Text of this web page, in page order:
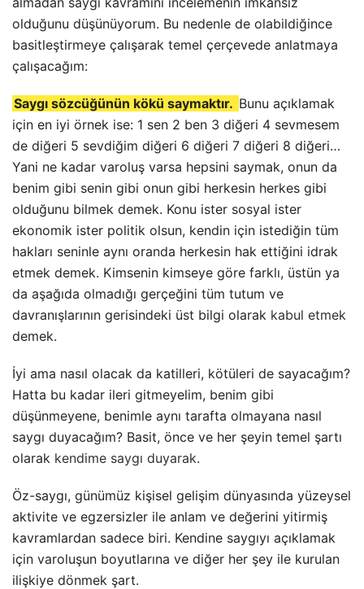
olduğunu düşünüyorum. Bu nedenle de olabildiğince
basitleştirmeye çalışarak temel çerçevede anlatmaya
çalışacağım:
Saygı sözcüğünün kökü saymaktır. Bunu açıklamak
için en iyi örnek ise: 1 sen 2 ben 3 diğeri 4 sevmesem
de diğeri 5 sevdiğim diğeri 6 diğeri 7 diğeri 8 diğeri…
Yani ne kadar varoluş varsa hepsini saymak, onun da
benim gibi senin gibi onun gibi herkesin herkes gibi
olduğunu bilmek demek. Konu ister sosyal ister
ekonomik ister politik olsun, kendin için istediğin tüm
hakları seninle aynı oranda herkesin hak ettiğini idrak
etmek demek. Kimsenin kimseye göre farklı, üstün ya
da aşağıda olmadığı gerçeğini tüm tutum ve
davranışlarının gerisindeki üst bilgi olarak kabul etmek
demek.
İyi ama nasıl olacak da katilleri, kötüleri de sayacağım?
Hatta bu kadar ileri gitmeyelim, benim gibi
düşünmeyene, benimle aynı tarafta olmayana nasıl
saygı duyacağım? Basit, önce ve her şeyin temel şartı
olarak kendime saygı duyarak.
Öz-saygı, günümüz kişisel gelişim dünyasında yüzeysel
aktivite ve egzersizler ile anlam ve değerini yitirmiş
kavramlardan sadece biri. Kendine saygıyı açıklamak
için varoluşun boyutlarına ve diğer her şey ile kurulan
ilişkiye dönmek şart.